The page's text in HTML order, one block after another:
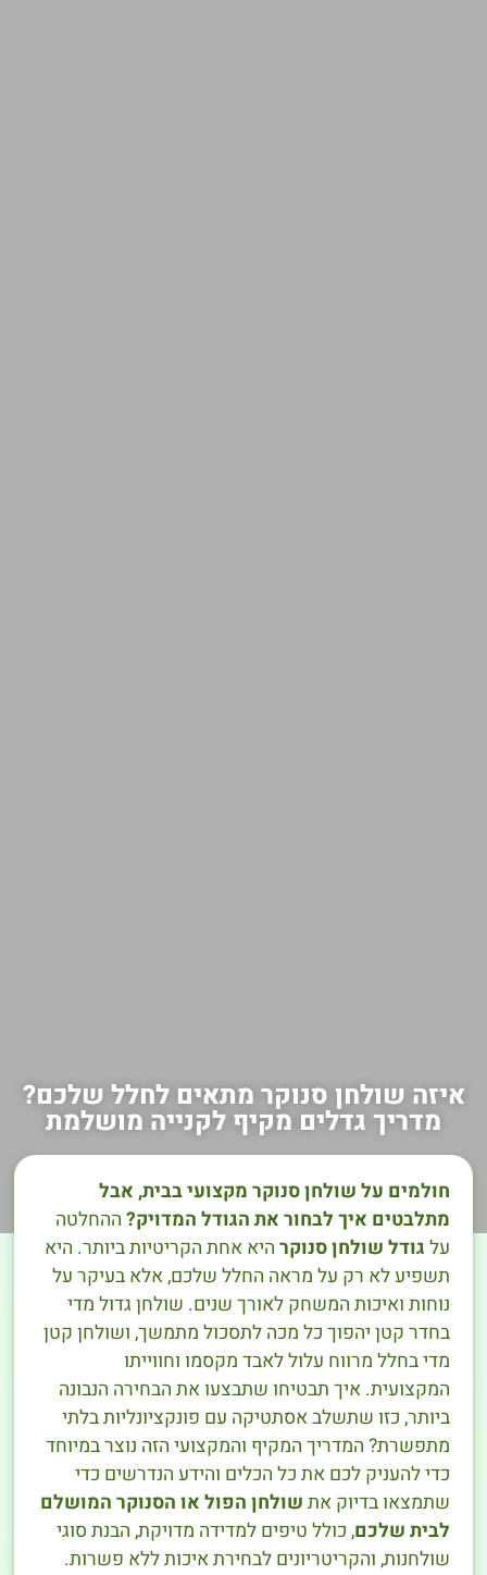
איזה שולחן סנוקר מתאים לחלל שלכם?
מדריך גדלים מקיף לקנייה מושלמת
חולמים על שולחן סנוקר מקצועי בבית, אבל
מתלבטים איך לבחור את הגודל המדויק? ההחלטה
על גודל שולחן סנוקר היא אחת הקריטיות ביותר. היא
תשפיע לא רק על מראה החלל שלכם, אלא בעיקר על
נוחות ואיכות המשחק לאורך שנים. שולחן גדול מדי
בחדר קטן יהפוך כל מכה לתסכול מתמשך, ושולחן קטן
מדי בחלל מרווח עלול לאבד מקסמו וחווייתו
המקצועית. איך תבטיחו שתבצעו את הבחירה הנבונה
ביותר, כזו שתשלב אסתטיקה עם פונקציונליות בלתי
מתפשרת? המדריך המקיף והמקצועי הזה נוצר במיוחד
כדי להעניק לכם את כל הכלים והידע הנדרשים כדי
שתמצאו בדיוק את שולחן הפול או הסנוקר המושלם
לבית שלכם, כולל טיפים למדידה מדויקת, הבנת סוגי
שולחנות, והקריטריונים לבחירת איכות ללא פשרות.